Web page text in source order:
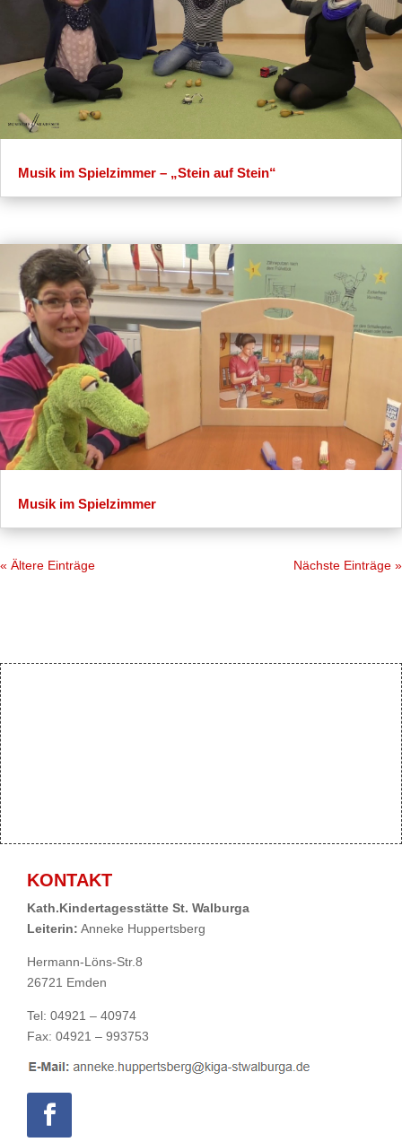
Musik im Spielzimmer – „Stein auf Stein“
Musik im Spielzimmer
« Ältere Einträge Nächste Einträge »
KONTAKT
Kath.Kindertagesstätte St. Walburga
Leiterin: Anneke Huppertsberg
Hermann-Löns-Str.8
26721 Emden
Tel: 04921 – 40974
Fax: 04921 – 993753